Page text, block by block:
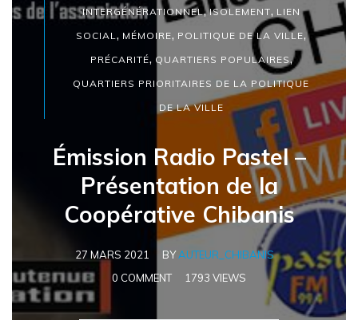
INTERGÉNÉRATIONNEL,ISOLEMENT, LIEN
SOCIAL , MÉMOIRE, POLITIQUE DE LA VILLE,
PRÉCARITÉ, QUARTIERS POPULAIRES ,
QUARTIERS PRIORITAIRES DE LA POLITIQUE
DE LA VILLE
Émission Radio Pastel –
Présentation de la
Coopérative Chibanis
27 MARS 2021 BYAUTEUR_CHIBANIS
0 COMMENT
1793 VIEWS